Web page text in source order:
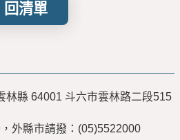
回清單
林縣 64001 斗六市雲林路二段515
外縣市請撥：(05)5522000